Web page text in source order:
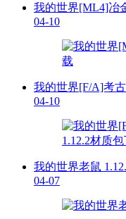
我的世界[ML4]冶
04-10
我的世界[F/A]考古
04-10
我的世界老鼠
04-07